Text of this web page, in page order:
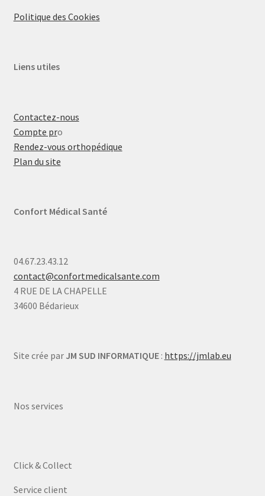
Politique des Cookies
Liens utiles
Contactez-nous
Compte pro
Rendez-vous orthopédique
Plan du site
Confort Médical Santé
04.67.23.43.12
contact@confortmedicalsante.com
4 RUE DE LA CHAPELLE
34600 Bédarieux
Site crée par JM SUD INFORMATIQUE: https://jmlab.eu
Nos services
Click & Collect
Service client